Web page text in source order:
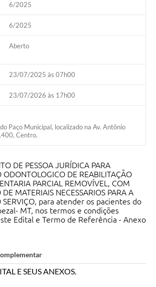
6/2025
6/2025
Aberto
23/07/2025 às 07h00
23/07/2026 às 17h00
Paço Municipal, localizado na Av. Antônio
Centro.
DE PESSOA JURÍDICA PARA
ODONTOLOGICO DE REABILITAÇÃO
PARCIAL REMOVÍVEL, COM
MATERIAIS NECESSARIOS PARA A
SERVIÇO, para atender os pacientes do
MT, nos termos e condições
Edital e Termo de Referência - Anexo
E SEUS ANEXOS.